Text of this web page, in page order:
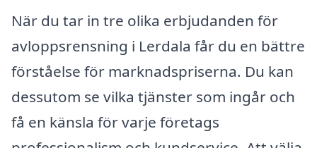
När du tar in tre olika erbjudanden för
avloppsrensning i Lerdala får du en bättre
förståelse för marknadspriserna. Du kan
dessutom se vilka tjänster som ingår och
få en känsla för varje företags